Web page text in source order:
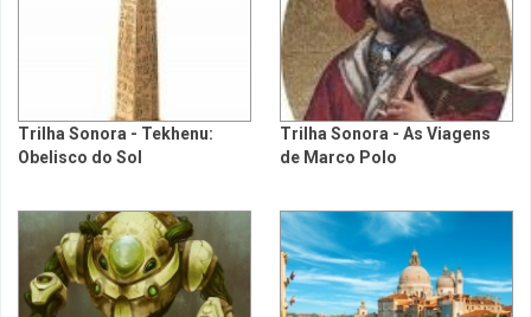
Trilha Sonora - Tekhenu:
Obelisco do Sol
Trilha Sonora - As Viagens
de Marco Polo